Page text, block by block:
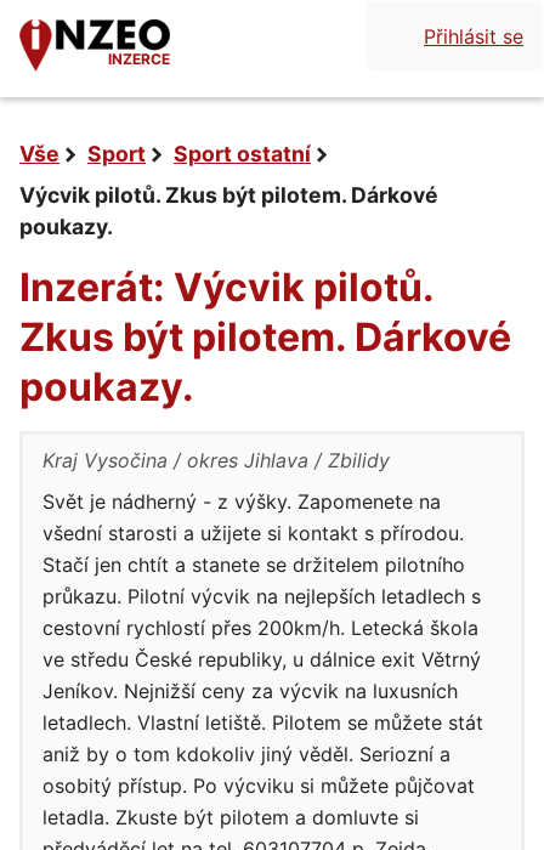
INZERCE
Přihlásit se
Vše Sport
Sport ostatní
Výcvik pilotů. Zkus být pilotem. Dárkové
poukazy.
Inzerát: Výcvik pilotů.
Zkus být pilotem. Dárkové
poukazy.
Kraj Vysočina okres Jihlava
Zbilidy
Svět je nádherný - z výšky. Zapomenete na
všední starosti a užijete si kontakt s přírodou.
Stačí jen chtít a stanete se držitelem pilotního
průkazu. Pilotní výcvik na nejlepších letadlech s
cestovní rychlostí přes 200km/h. Letecká škola
ve středu České republiky, u dálnice exit Větrný
Jeníkov. Nejnižší ceny za výcvik na luxusních
letadlech. Vlastní letiště. Pilotem se můžete stát
aniž by o tom kdokoliv jiný věděl. Seriozní a
osobitý přístup. Po výcviku si můžete půjčovat
letadla. Zkuste být pilotem a domluvte si